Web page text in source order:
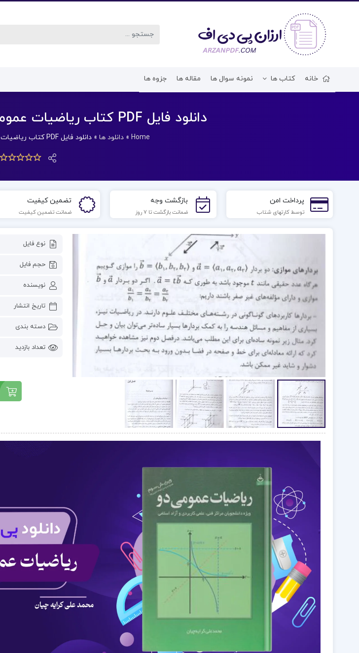
خانه کتاب ها نمونه سوال ها مقاله ها جزوه ها
دانلود فایل PDF کتاب ریاضیات عمومی 2 محمد علی کرایه چیان
Home
»دانلود ها »دانلود فایل PDF کتاب ریاضیات عمومی 2 محمد علی کرایه چیان
پرداخت امن
توسط کارتهای شتاب
بازگشت وجه
ضمانت بازگشت تا 7 روز
تضمین کیفیت
ضمانت تضمین کیفیت
نوع فایل
حجم فایل
نویسنده
تاریخ انتشار
دسته بندی
تعداد بازدید